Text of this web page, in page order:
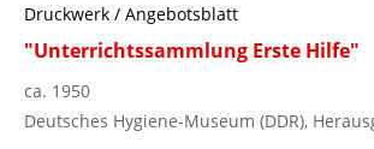
Druckwerk / Angebotsblatt
"Unterrichtssammlung Erste Hilfe"
ca. 1950
Deutsches Hygiene-Museum (DDR),